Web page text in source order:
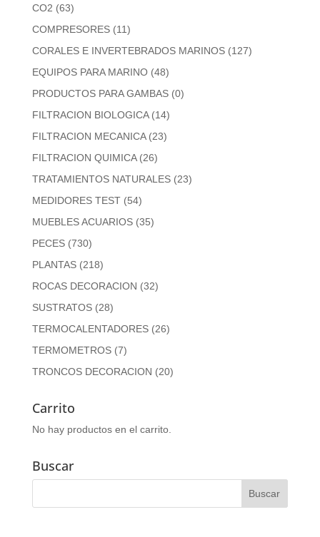
CO2 (63)
COMPRESORES (11)
CORALES E INVERTEBRADOS MARINOS (127)
EQUIPOS PARA MARINO (48)
PRODUCTOS PARA GAMBAS (0)
FILTRACION BIOLOGICA (14)
FILTRACION MECANICA (23)
FILTRACION QUIMICA (26)
TRATAMIENTOS NATURALES (23)
MEDIDORES TEST (54)
MUEBLES ACUARIOS (35)
PECES (730)
PLANTAS (218)
ROCAS DECORACION (32)
SUSTRATOS (28)
TERMOCALENTADORES (26)
TERMOMETROS (7)
TRONCOS DECORACION (20)
Carrito
No hay productos en el carrito.
Buscar